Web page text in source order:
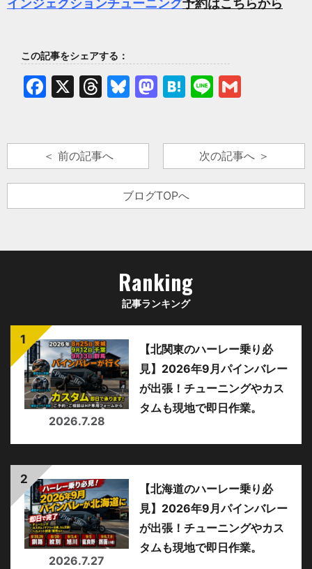
インジェクションチューニング予約はこちらから
この記事をシェアする：
Facebook
X Threads
Bluesky
Mastodon
Hatena
Line
＜ 前の記事へ
ブログTOPへ
次の記事へ ＞
Ranking
記事ランキング
2026.7.28
【北関東のハーレー乗り必
見】2026年9月パインバレー
が出張！チューニングやカス
タムも現地で即日作業。
2026.7.27
【北海道のハーレー乗り必
見】2026年9月パインバレー
が出張！チューニングやカス
タムも現地で即日作業。